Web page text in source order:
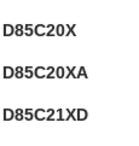
D85C20X
D85C20XA
D85C21XD